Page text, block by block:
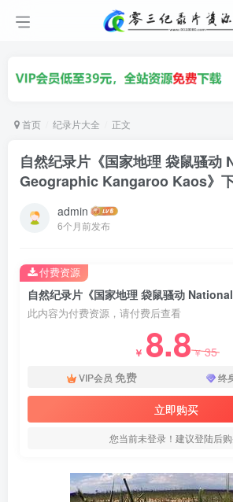
首页 纪录片大全 正文
自然纪录片《国家地理 袋鼠骚动
Geographic Kangaroo Kaos》
admin
6个月前发布
此内容为付费资源，请付费后查看
￥ 8.8￥35
VIP会员 免费 终
立即购买
您当前未登录！建议登陆后
付费资源